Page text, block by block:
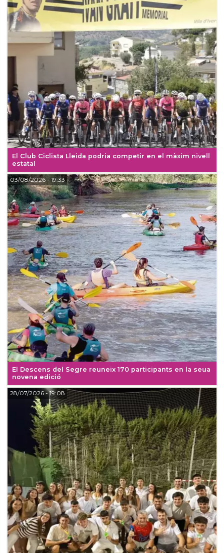
El Club Ciclista Lleida podria competir en el màxim nivell
estatal
El Descens del Segre reuneix 170 participants en la seua
novena edició
03/08/2026- 19:33
28/07/2026- 19:08